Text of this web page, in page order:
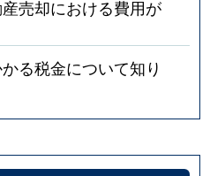
売却における費用が
る税金について知り